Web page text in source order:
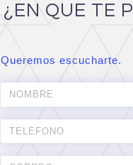
¿EN QUE TE
Queremos escucharte.